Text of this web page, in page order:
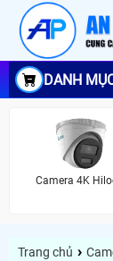
DANH
Camera 4K
Trang chủ ›